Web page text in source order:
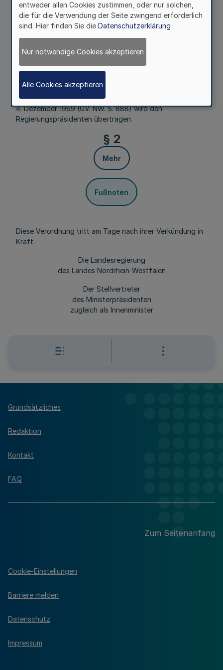
Mehr
Fußnoten
Die Zuständigkeit für die Verfolgung und Ahndung von
Ordnungswidrigkeiten nach § 65 Architektengesetz vom
4. Dezember 1969 (GV. NW. S. 888) wird den
Regierungspräsidenten übertragen.
§ 2
Mehr
Fußnoten
Diese Verordnung tritt am Tage nach ihrer Verkündung in
Kraft.
Die Landesregierung
des Landes Nordrhein-Westfalen
Der Stellvertreter
des Ministerpräsidenten
zugleich als Innenminister
Grundsätzliches
Redaktion
Kontakt
FAQ
Zum Seitenanfang
Cookie-Einstellungen
Barriere melden
Datenschutz
Impressum
entweder allen Cookies zustimmen, oder nur solchen,
die für die Verwendung der Seite zwingend erforderlich
sind. Hier finden Sie die Datenschutzerklärung
Nur notwendige Cookies akzeptieren
Alle Cookies akzeptieren